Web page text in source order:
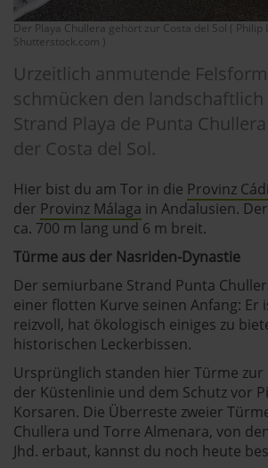
Der Playa Chullera gehört zur Costa del Sol ( Philip
Shutterstock.com )
Urzeitlich anmutende
schmücken den landschaftlich
Strand Playa de Punta
der Costa del Sol.
Hier bist du am Tor in die Provinz
der Provinz Málaga in Andalusien.
ca. 700 m lang und 6 m breit.
Türme aus der Nasriden-Dynastie
Der semiurbane Strand Punta
einer flotten Kurve seinen Anfang: Er
reizvoll, hat ökologisch einiges zu
historischen Leckerbissen.
Ursprünglich standen hier Türme zur
der Küstenlinie und dem Schutz vor
Korsaren. Die Überreste zweier
Chullera und Torre Almenara, von
Jhd. erbaut, kannst du noch heute